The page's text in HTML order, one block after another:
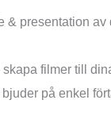
& presentation
skapa filmer till
bjuder på enkel